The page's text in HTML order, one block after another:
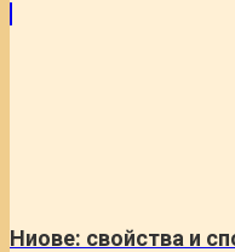
Ниове: свойства и